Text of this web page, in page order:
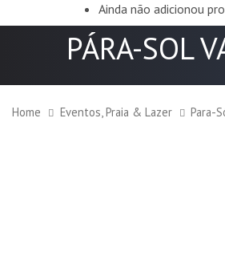
Ainda não adicionou
PÁRA-SOL
Home Eventos, Praia & Lazer Para-